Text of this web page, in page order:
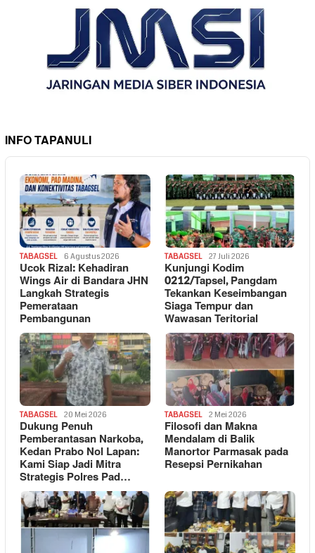
INFO TAPANULI
TABAGSEL 6 Agustus 2026
Ucok Rizal: Kehadiran
Wings Air di Bandara JHN
Langkah Strategis
Pemerataan
Pembangunan
TABAGSEL 27 Juli 2026
Kunjungi Kodim
0212/Tapsel, Pangdam
Tekankan Keseimbangan
Siaga Tempur dan
Wawasan Teritorial
TABAGSEL 20 Mei 2026
Dukung Penuh
Pemberantasan Narkoba,
Kedan Prabo Nol Lapan:
Kami Siap Jadi Mitra
Strategis Polres Pad…
TABAGSEL 2 Mei 2026
Filosofi dan Makna
Mendalam di Balik
Manortor Parmasak pada
Resepsi Pernikahan